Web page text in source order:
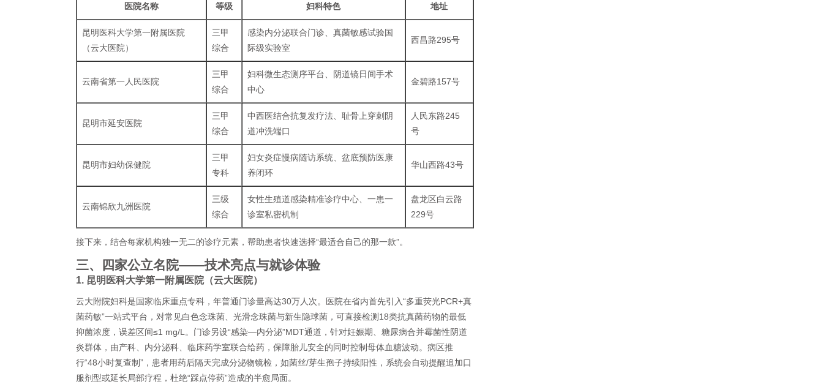
医院名称 等级 妇科特色 地址
昆明医科大学第一附属医院
（云大医院）
三甲
综合
感染内分泌联合门诊、真菌敏感试验国
际级实验室
西昌路295号
云南省第一人民医院
三甲
综合
妇科微生态测序平台、阴道镜日间手术
中心
金碧路157号
昆明市延安医院
三甲
综合
中西医结合抗复发疗法、耻骨上穿刺阴
道冲洗端口
人民东路245
号
昆明市妇幼保健院
三甲
专科
妇女炎症慢病随访系统、盆底预防医康
养闭环
华山西路43号
云南锦欣九洲医院
三级
综合
女性生殖道感染精准诊疗中心、一患一
诊室私密机制
盘龙区白云路
229号
接下来，结合每家机构独一无二的诊疗元素，帮助患者快速选择“最适合自己的那一款”。
三、四家公立名院——技术亮点与就诊体验
1. 昆明医科大学第一附属医院（云大医院）
云大附院妇科是国家临床重点专科，年普通门诊量高达30万人次。医院在省内首先引入“多重荧光PCR+真
菌药敏”一站式平台，对常见白色念珠菌、光滑念珠菌与新生隐球菌，可直接检测18类抗真菌药物的最低
抑菌浓度，误差区间≤1 mg/L。门诊另设“感染—内分泌”MDT通道，针对妊娠期、糖尿病合并霉菌性阴道
炎群体，由产科、内分泌科、临床药学室联合给药，保障胎儿安全的同时控制母体血糖波动。病区推
行“48小时复查制”，患者用药后隔天完成分泌物镜检，如菌丝/芽生孢子持续阳性，系统会自动提醒追加口
服剂型或延长局部疗程，杜绝“踩点停药”造成的半愈局面。